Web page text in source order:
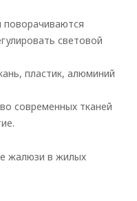
световой
пластик, алюминий
современных тканей
жалюзи в жилых